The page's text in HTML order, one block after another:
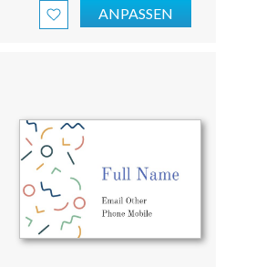
ANPASSEN